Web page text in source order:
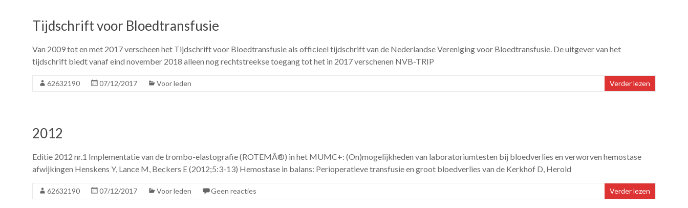
Tijdschrift voor Bloedtransfusie
Van 2009 tot en met 2017 verscheen het Tijdschrift voor Bloedtransfusie als officieel tijdschrift van de Nederlandse Vereniging voor Bloedtransfusie. De uitgever van het
tijdschrift biedt vanaf eind november 2018 alleen nog rechtstreekse toegang tot het in 2017 verschenen NVB-TRIP
62632190 07/12/2017 Voor leden Verder lezen
2012
Editie 2012 nr.1 Implementatie van de trombo-elastografie (ROTEMÂ®) in het MUMC+: (On)mogelijkheden van laboratoriumtesten bij bloedverlies en verworven hemostase
afwijkingen Henskens Y, Lance M, Beckers E (2012;5:3-13) Hemostase in balans: Perioperatieve transfusie en groot bloedverlies van de Kerkhof D, Herold
62632190 07/12/2017 Voor leden Geen reacties Verder lezen